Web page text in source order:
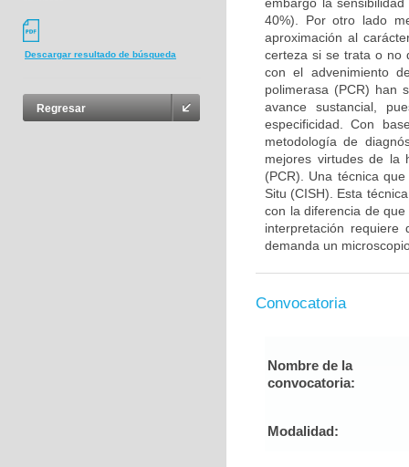
Descargar resultado de búsqueda
Regresar
40%). Por otro lado
aproximación al
certeza si se trata o no
con el advenimiento
polimerasa (PCR) han
avance sustancial,
especificidad. Con
metodología de
mejores virtudes de la
(PCR). Una técnica
Situ (CISH). Esta
con la diferencia de
interpretación requiere
demanda un
Convocatoria
Nombre de la
convocatoria:
Modalidad: